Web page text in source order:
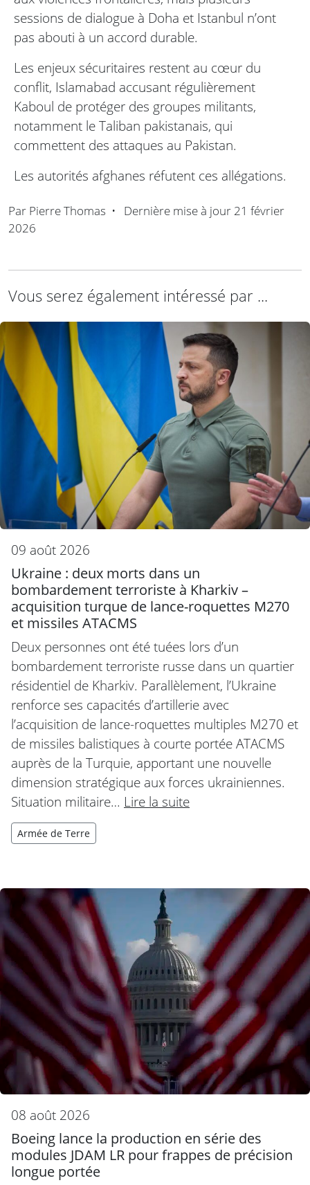
sessions de dialogue à Doha et Istanbul n’ont
pas abouti à un accord durable.
Les enjeux sécuritaires restent au cœur du
conflit, Islamabad accusant régulièrement
Kaboul de protéger des groupes militants,
notamment le Taliban pakistanais, qui
commettent des attaques au Pakistan.
Les autorités afghanes réfutent ces allégations.
Par Pierre Thomas • Dernière mise à jour 21 février
2026
Vous serez également intéressé par ...
09 août 2026
Ukraine : deux morts dans un
bombardement terroriste à Kharkiv –
acquisition turque de lance-roquettes M270
et missiles ATACMS
Deux personnes ont été tuées lors d’un
bombardement terroriste russe dans un quartier
résidentiel de Kharkiv. Parallèlement, l’Ukraine
renforce ses capacités d’artillerie avec
l’acquisition de lance-roquettes multiples M270 et
de missiles balistiques à courte portée ATACMS
auprès de la Turquie, apportant une nouvelle
dimension stratégique aux forces ukrainiennes.
Situation militaire… Lire la suite
Armée de Terre
08 août 2026
Boeing lance la production en série des
modules JDAM LR pour frappes de précision
longue portée